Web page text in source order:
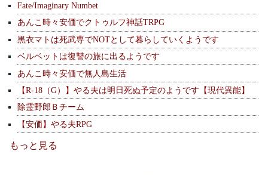
Fate/Imaginary Numbet
あんこ時々安価でクトゥルフ神話TRPG
黒衣マトは死武専でNOTとして暮らしていくようです
ベルベットは復讐の旅に出るようです
あんこ時々安価で無人島生活
【R-18（G）】やる夫は明日死ぬ予定のようです【現代異能】
除霊野郎Ｂチーム
【安価】やる夫RPG
もっと見る